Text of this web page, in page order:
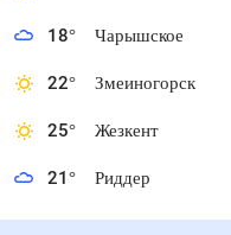
18° Чарышское
22° Змеиногорск
25° Жезкент
21° Риддер